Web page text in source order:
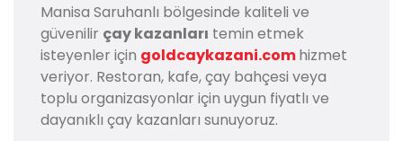
Manisa Saruhanlı bölgesinde kaliteli ve
güvenilir çay kazanları temin etmek
isteyenler için goldcaykazani.comhizmet
veriyor. Restoran, kafe, çay bahçesi veya
toplu organizasyonlar için uygun fiyatlı ve
dayanıklı çay kazanları sunuyoruz.